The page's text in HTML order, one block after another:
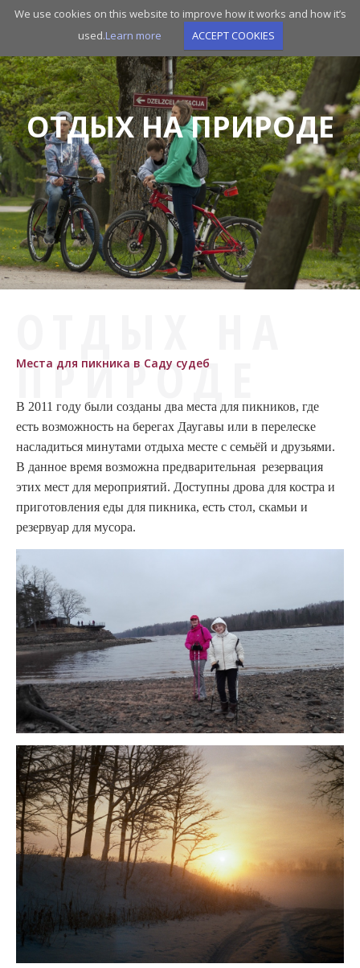
We use cookies on this website to improve how it works and how it’s
used.Learn more ACCEPT COOKIES
Skip
navigation
ОТДЫХ НА ПРИРОДЕ
ПРИРОДЕ
Места для пикника в Саду судеб
В 2011 году были созданы два места для пикников, где
есть возможность на берегах Даугавы или в перелеске
насладиться минутами отдыха месте с семьёй и друзьями.
В данное время возможна предварительная резервация
этих мест для мероприятий. Доступны дрова для костра и
приготовления еды для пикника, есть стол, скамьи и
резервуар для мусора.